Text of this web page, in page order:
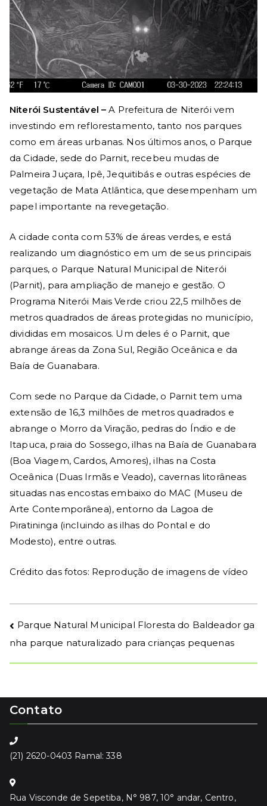
Niterói Sustentável – A Prefeitura de Niterói vem
investindo em reflorestamento, tanto nos parques
como em áreas urbanas. Nos últimos anos, o Parque
da Cidade, sede do Parnit, recebeu mudas de
Palmeira Juçara, Ipê, Jequitibás e outras espécies de
vegetação de Mata Atlântica, que desempenham um
papel importante na revegetação.
A cidade conta com 53% de áreas verdes, e está
realizando um diagnóstico em um de seus principais
parques, o Parque Natural Municipal de Niterói
(Parnit), para ampliação de manejo e gestão. O
Programa Niterói Mais Verde criou 22,5 milhões de
metros quadrados de áreas protegidas no município,
divididas em mosaicos. Um deles é o Parnit, que
abrange áreas da Zona Sul, Região Oceânica e da
Baía de Guanabara.
Com sede no Parque da Cidade, o Parnit tem uma
extensão de 16,3 milhões de metros quadrados e
abrange o Morro da Viração, pedras do Índio e de
Itapuca, praia do Sossego, ilhas na Baía de Guanabara
(Boa Viagem, Cardos, Amores), ilhas na Costa
Oceânica (Duas Irmãs e Veado), cavernas litorâneas
situadas nas encostas embaixo do MAC (Museu de
Arte Contemporânea), entorno da Lagoa de
Piratininga (incluindo as ilhas do Pontal e do
Modesto), entre outras.
Crédito das fotos: Reprodução de imagens de vídeo
Parque Natural Municipal Floresta do Baldeador ga
nha parque naturalizado para crianças pequenas
Contato
(21) 2620-0403 Ramal: 338
Rua Visconde de Sepetiba, N° 987, 10° andar, Centro,